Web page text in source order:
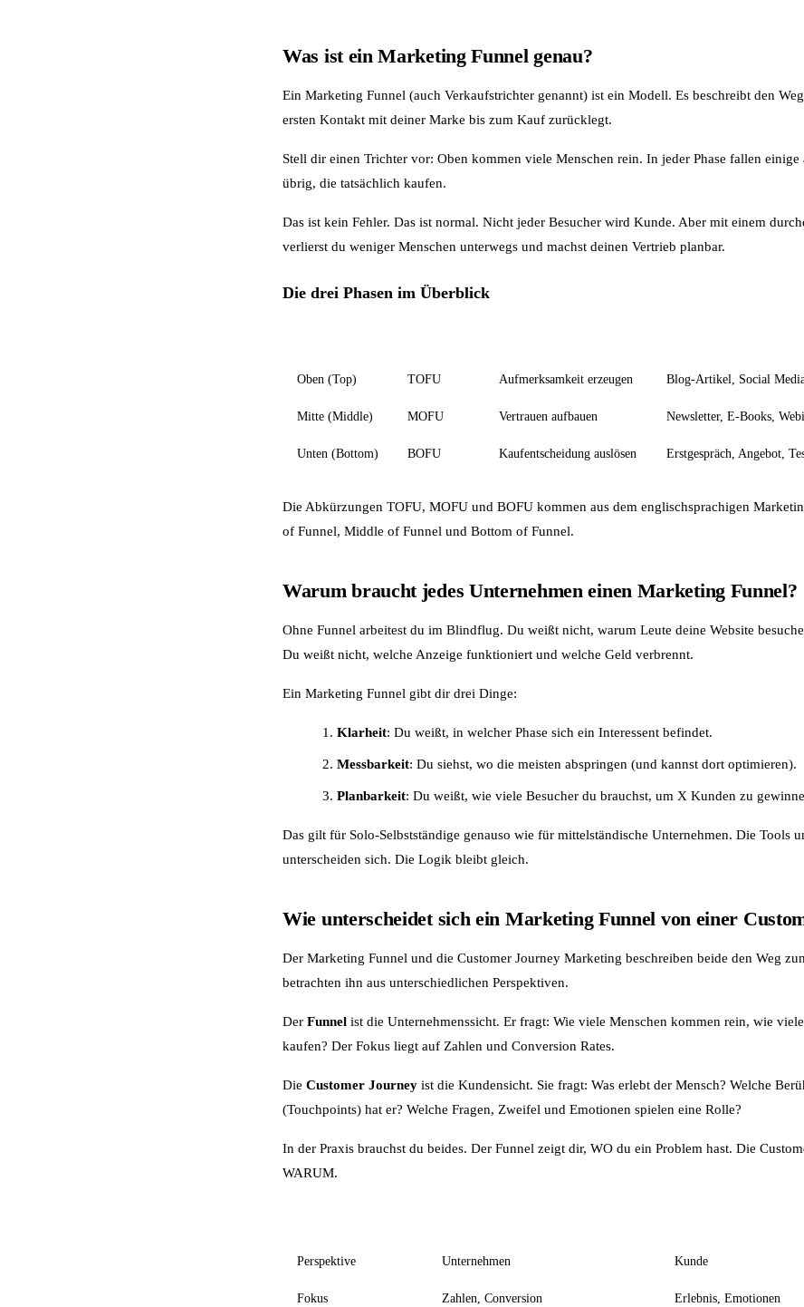
Was ist ein Marketing Funnel genau?
Ein Marketing Funnel (auch Verkaufstrichter genannt) ist ein Modell. Es beschreibt den
ersten Kontakt mit deiner Marke bis zum Kauf zurücklegt.
Stell dir einen Trichter vor: Oben kommen viele Menschen rein. In jeder Phase fallen
übrig, die tatsächlich kaufen.
Das ist kein Fehler. Das ist normal. Nicht jeder Besucher wird Kunde. Aber mit einem
verlierst du weniger Menschen unterwegs und machst deinen Vertrieb planbar.
Die drei Phasen im Überblick
Oben (Top) TOFU Aufmerksamkeit erzeugen Blog-Artikel, Social
Mitte (Middle) MOFU Vertrauen aufbauen Newsletter, E-Books,
Unten (Bottom) BOFU Kaufentscheidung auslösen Erstgespräch, Angebot,
Die Abkürzungen TOFU, MOFU und BOFU kommen aus dem englischsprachigen
of Funnel, Middle of Funnel und Bottom of Funnel.
Warum braucht jedes Unternehmen einen Marketing Funnel?
Ohne Funnel arbeitest du im Blindflug. Du weißt nicht, warum Leute deine Website
Du weißt nicht, welche Anzeige funktioniert und welche Geld verbrennt.
Ein Marketing Funnel gibt dir drei Dinge:
Klarheit: Du weißt, in welcher Phase sich ein Interessent befindet.
Messbarkeit: Du siehst, wo die meisten abspringen (und kannst dort optimieren).
Planbarkeit: Du weißt, wie viele Besucher du brauchst, um X Kunden zu
Das gilt für Solo-Selbstständige genauso wie für mittelständische Unternehmen. Die Tools
unterscheiden sich. Die Logik bleibt gleich.
Wie unterscheidet sich ein Marketing Funnel von einer
Der Marketing Funnel und die Customer Journey Marketing beschreiben beide den Weg
betrachten ihn aus unterschiedlichen Perspektiven.
Der Funnel ist die Unternehmenssicht. Er fragt: Wie viele Menschen kommen rein, wie
kaufen? Der Fokus liegt auf Zahlen und Conversion Rates.
Die Customer Journey ist die Kundensicht. Sie fragt: Was erlebt der Mensch? Welche
(Touchpoints) hat er? Welche Fragen, Zweifel und Emotionen spielen eine Rolle?
In der Praxis brauchst du beides. Der Funnel zeigt dir, WO du ein Problem hast. Die
WARUM.
Perspektive Unternehmen Kunde
Fokus Zahlen, Conversion Erlebnis, Emotionen